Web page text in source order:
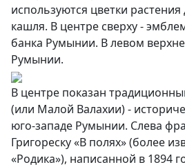
используются цветки
кашля. В центре сверху -
банка Румынии. В левом
Румынии.
В центре показан
(или Малой Валахии) -
юго-западе Румынии. Слева
Григореску «В полях» (более
«Родика»), написанной в 1894